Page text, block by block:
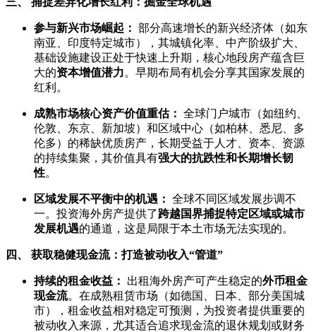
参与新兴市场崛起： 部分高速增长的新兴经济体（如东
南亚、印度特定城市），其城镇化率、中产阶级扩大、
基础设施建设正处于快速上升期，核心地段房产蕴含巨
大的资本增值潜力。早期布局有机会分享其国家发展的
红利。
成熟市场核心资产价值重估： 全球门户城市（如纽约、
伦敦、东京、新加坡）和区域中心（如柏林、悉尼、多
伦多）的稀缺优质房产，长期受益于人才、资本、资源
的持续集聚，其价值具有强大的抗跌性和长期增长韧
性。
区域发展不平衡中的机遇： 全球不同区域发展步调不
一。投资海外房产提供了跨越国界捕捉特定区域或城市
发展机遇的通道，这是局限于本土市场无法实现的。
四、 获取稳健现金流：打造被动收入“管道”
持续的租金收益： 出租海外房产可产生稳定的外币租金
现金流。在成熟租赁市场（如德国、日本、部分美国城
市），租金收益相对稳定可预测，为投资者提供重要的
被动收入来源，尤其适合追求现金流的退休规划或财务